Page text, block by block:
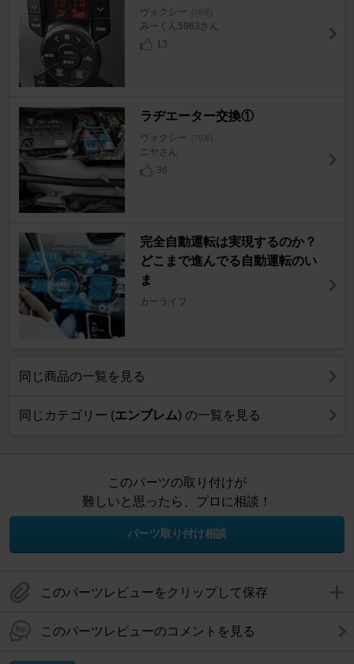
ヴォクシー [70系]
みーくん5963さん
13
ラヂエーター交換①
ヴォクシー [70系]
ニヤさん
36
完全自動運転は実現するのか？
どこまで進んでる自動運転のい
ま
カーライフ
同じ商品の一覧を見る
同じカテゴリー (エンブレム) の一覧を見る
このパーツの取り付けが
難しいと思ったら、プロに相談！
パーツ取り付け相談
このパーツレビューをクリップして保存
このパーツレビューのコメントを見る